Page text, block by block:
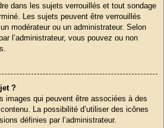
dans les sujets verrouillés et tout sondage
Les sujets peuvent être verrouillés
modérateur ou un administrateur. Selon
l’administrateur, vous pouvez ou non
?
images qui peuvent être associées à des
La possibilité d’utiliser des icônes
définies par l’administrateur.